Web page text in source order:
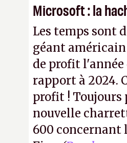
Microsoft : la
Les temps sont
géant
de profit l'année
rapport à 2024.
profit ! Toujours
nouvelle
600 concernant